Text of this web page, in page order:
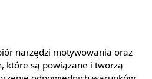
narzędzi motywowania oraz
które są powiązane i tworzą